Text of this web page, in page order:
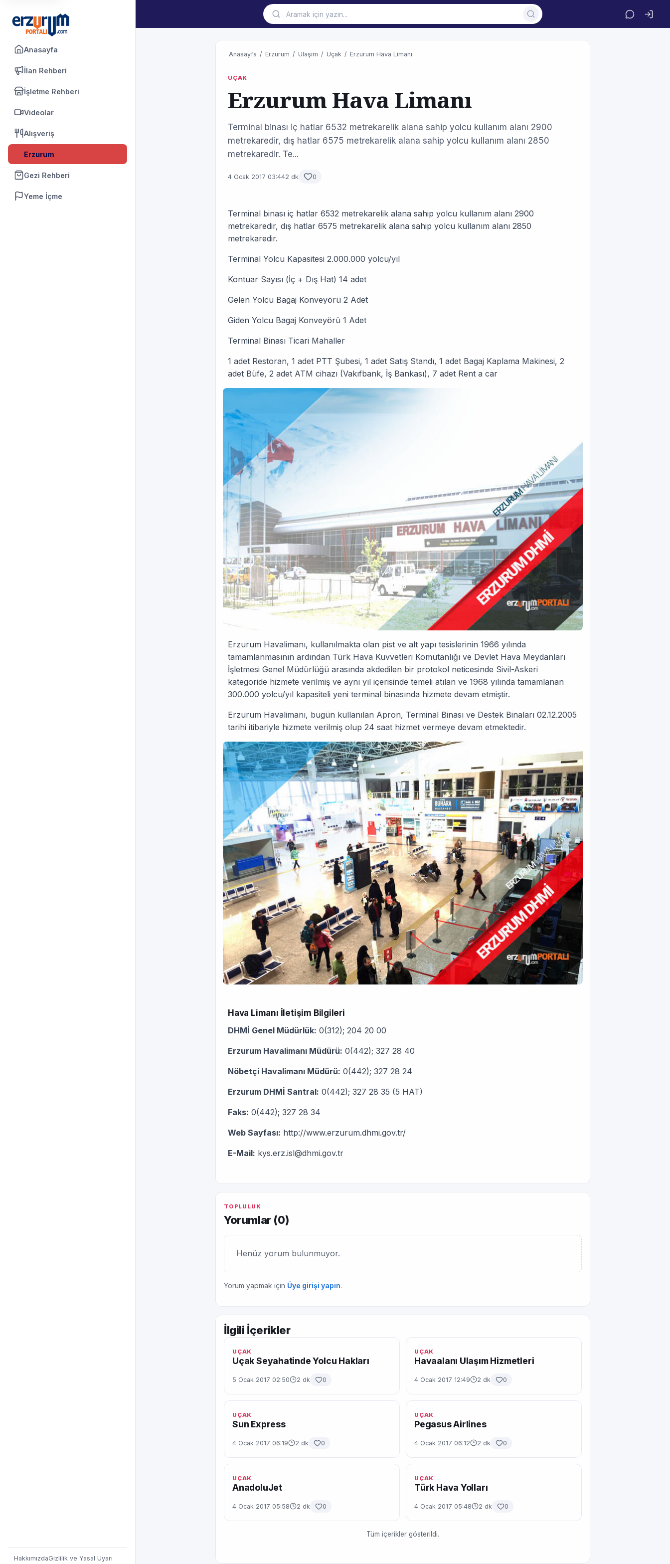
Anasayfa
İlan Rehberi
İşletme Rehberi
Videolar
Alışveriş
Erzurum
Gezi Rehberi
Yeme İçme
HakkımızdaGizlilik ve Yasal Uyarı
Anasayfa / Erzurum / Ulaşım / Uçak / Erzurum Hava Limanı
UÇAK
Erzurum Hava Limanı
Terminal binası iç hatlar 6532 metrekarelik alana sahip yolcu kullanım alanı 2900
metrekaredir, dış hatlar 6575 metrekarelik alana sahip yolcu kullanım alanı 2850
metrekaredir. Te...
4 Ocak 2017 03:442 dk 0
Terminal binası iç hatlar 6532 metrekarelik alana sahip yolcu kullanım alanı 2900
metrekaredir, dış hatlar 6575 metrekarelik alana sahip yolcu kullanım alanı 2850
metrekaredir.
Terminal Yolcu Kapasitesi 2.000.000 yolcu/yıl
Kontuar Sayısı (İç + Dış Hat) 14 adet
Gelen Yolcu Bagaj Konveyörü 2 Adet
Giden Yolcu Bagaj Konveyörü 1 Adet
Terminal Binası Ticari Mahaller
1 adet Restoran, 1 adet PTT Şubesi, 1 adet Satış Standı, 1 adet Bagaj Kaplama Makinesi, 2
adet Büfe, 2 adet ATM cihazı (Vakıfbank, İş Bankası), 7 adet Rent a car
Erzurum Havalimanı, kullanılmakta olan pist ve alt yapı tesislerinin 1966 yılında
tamamlanmasının ardından Türk Hava Kuvvetleri Komutanlığı ve Devlet Hava Meydanları
İşletmesi Genel Müdürlüğü arasında akdedilen bir protokol neticesinde Sivil-Askeri
kategoride hizmete verilmiş ve aynı yıl içerisinde temeli atılan ve 1968 yılında tamamlanan
300.000 yolcu/yıl kapasiteli yeni terminal binasında hizmete devam etmiştir.
Erzurum Havalimanı, bugün kullanılan Apron, Terminal Binası ve Destek Binaları 02.12.2005
tarihi itibariyle hizmete verilmiş olup 24 saat hizmet vermeye devam etmektedir.
Hava Limanı İletişim Bilgileri
DHMİ Genel Müdürlük: 0(312); 204 20 00
Erzurum Havalimanı Müdürü: 0(442); 327 28 40
Nöbetçi Havalimanı Müdürü: 0(442); 327 28 24
Erzurum DHMİ Santral: 0(442); 327 28 35 (5 HAT)
Faks: 0(442); 327 28 34
Web Sayfası: http://www.erzurum.dhmi.gov.tr/
E-Mail: kys.erz.isl@dhmi.gov.tr
TOPLULUK
Yorumlar (0)
Henüz yorum bulunmuyor.
Yorum yapmak için Üye girişi yapın.
İlgili İçerikler
UÇAK
Uçak Seyahatinde Yolcu Hakları
5 Ocak 2017 02:50 2 dk 0
UÇAK
Havaalanı Ulaşım Hizmetleri
4 Ocak 2017 12:49 2 dk 0
UÇAK
Sun Express
4 Ocak 2017 06:19 2 dk 0
UÇAK
Pegasus Airlines
4 Ocak 2017 06:12 2 dk 0
UÇAK
AnadoluJet
4 Ocak 2017 05:58 2 dk 0
UÇAK
Türk Hava Yolları
4 Ocak 2017 05:48 2 dk 0
Tüm içerikler gösterildi.